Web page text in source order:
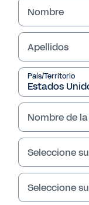
Nombre
Apellidos
País/Territorio
Nombre de
Seleccione
Seleccione